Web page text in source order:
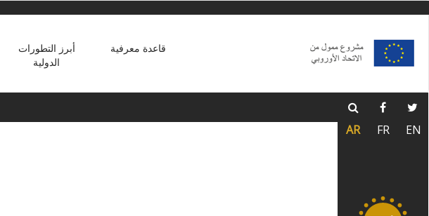
main
content
أبرز التطورات
الدولية
قاعدة معرفية
EN
FR
AR